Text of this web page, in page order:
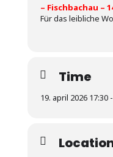
– Fischbachau –
Für das leibliche
Time
19. april 2026 17:30